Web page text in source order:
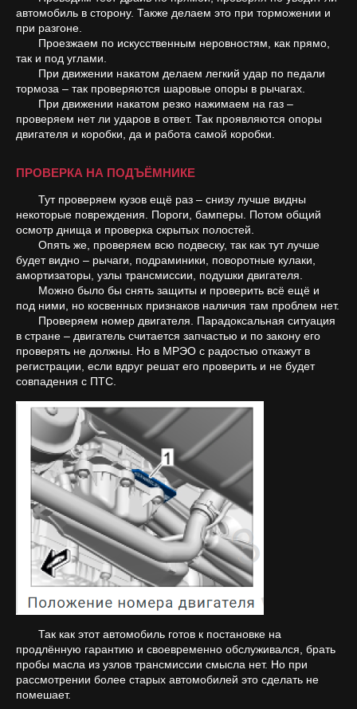
автомобиль в сторону. Также делаем это при торможении и
при разгоне.
Проезжаем по искусственным неровностям, как прямо,
так и под углами.
При движении накатом делаем легкий удар по педали
тормоза – так проверяются шаровые опоры в рычагах.
При движении накатом резко нажимаем на газ –
проверяем нет ли ударов в ответ. Так проявляются опоры
двигателя и коробки, да и работа самой коробки.
ПРОВЕРКА НА ПОДЪЁМНИКЕ
Тут проверяем кузов ещё раз – снизу лучше видны
некоторые повреждения. Пороги, бамперы. Потом общий
осмотр днища и проверка скрытых полостей.
Опять же, проверяем всю подвеску, так как тут лучше
будет видно – рычаги, подраминики, поворотные кулаки,
амортизаторы, узлы трансмиссии, подушки двигателя.
Можно было бы снять защиты и проверить всё ещё и
под ними, но косвенных признаков наличия там проблем нет.
Проверяем номер двигателя. Парадоксальная ситуация
в стране – двигатель считается запчастью и по закону его
проверять не должны. Но в МРЭО с радостью откажут в
регистрации, если вдруг решат его проверить и не будет
совпадения с ПТС.
Так как этот автомобиль готов к постановке на
продлённую гарантию и своевременно обслуживался, брать
пробы масла из узлов трансмиссии смысла нет. Но при
рассмотрении более старых автомобилей это сделать не
помешает.